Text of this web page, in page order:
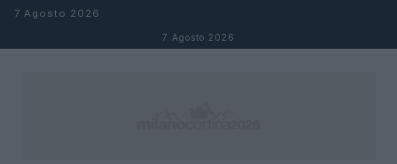
Salta al contenuto
7 Agosto 2026
7 Agosto 2026